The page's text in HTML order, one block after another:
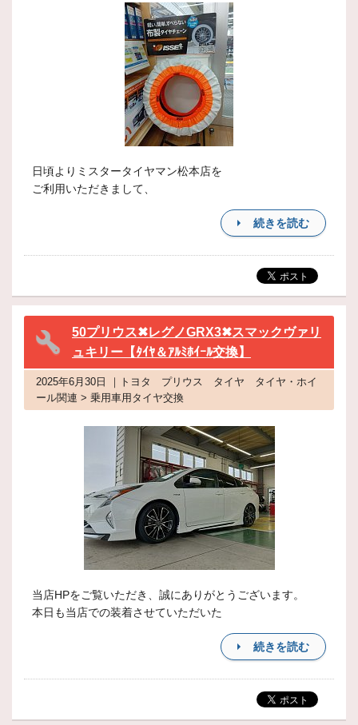
日頃よりミスタータイヤマン松本店を
ご利用いただきまして、
続きを読む
50プリウス✖レグノGRX3✖スマックヴァリ
ュキリー【ﾀｲﾔ＆ｱﾙﾐﾎｲｰﾙ交換】
2025年6月30日 ｜トヨタ プリウス タイヤ タイヤ・ホイ
ール関連 > 乗用車用タイヤ交換
当店HPをご覧いただき、誠にありがとうございます。
本日も当店での装着させていただいた
続きを読む